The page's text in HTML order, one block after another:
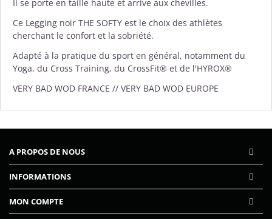
Il se porte en taille haute et arrive aux chevilles.
Ce Legging noir THE SOFTY est le choix des athlètes
cherchant le confort et la sobriété.
Adapté à la pratique du sport en général, notamment du
Yoga, du Cross Training, du CrossFit® et de l'HYROX®
VERY BAD WOD FRANCE // VERY BAD WOD EUROPE
A PROPOS DE NOUS
INFORMATIONS
MON COMPTE